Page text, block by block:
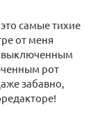
самые тихие
от меня
выключенным
рот
забавно,